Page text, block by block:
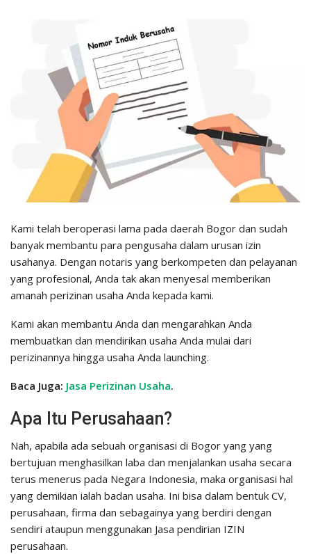
Kami telah beroperasi lama pada daerah Bogor dan sudah
banyak membantu para pengusaha dalam urusan izin
usahanya. Dengan notaris yang berkompeten dan pelayanan
yang profesional, Anda tak akan menyesal memberikan
amanah perizinan usaha Anda kepada kami.
Kami akan membantu Anda dan mengarahkan Anda
membuatkan dan mendirikan usaha Anda mulai dari
perizinannya hingga usaha Anda launching.
Baca Juga: Jasa Perizinan Usaha.
Apa Itu Perusahaan?
Nah, apabila ada sebuah organisasi di Bogor yang yang
bertujuan menghasilkan laba dan menjalankan usaha secara
terus menerus pada Negara Indonesia, maka organisasi hal
yang demikian ialah badan usaha. Ini bisa dalam bentuk CV,
perusahaan, firma dan sebagainya yang berdiri dengan
sendiri ataupun menggunakan Jasa pendirian IZIN
perusahaan.